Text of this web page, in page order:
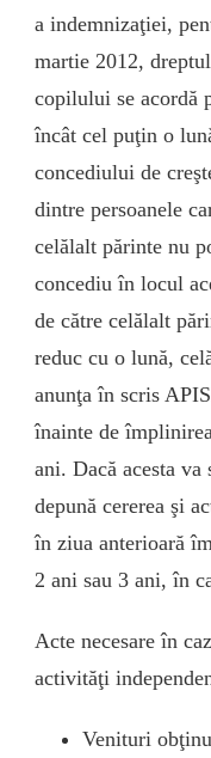
a indemnizaţiei,
martie 2012,
copilului se acordă
încât cel puţin o
concediului de
dintre persoanele
celălalt părinte nu
concediu în locul
de către celălalt
reduc cu o lună,
anunţa în scris
înainte de
ani. Dacă acesta
depună cererea şi
în ziua anterioară
2 ani sau 3 ani, în
Acte necesare în
activităţi
Venituri